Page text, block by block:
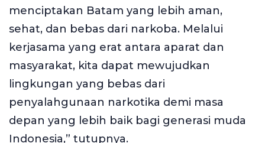
menciptakan Batam yang lebih aman,
sehat, dan bebas dari narkoba. Melalui
kerjasama yang erat antara aparat dan
masyarakat, kita dapat mewujudkan
lingkungan yang bebas dari
penyalahgunaan narkotika demi masa
depan yang lebih baik bagi generasi muda
Indonesia,” tutupnya.